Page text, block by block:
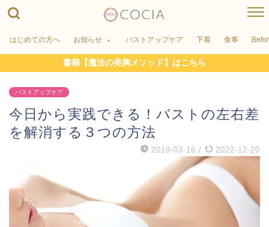
はじめての方へ お知らせ バストアップケア 下着 食事
書籍【魔法の美胸メソッド】はこちら
バストアップケア
今日から実践できる！バストの左右差
を解消する３つの方法
2019-03-16 / 2022-12-20